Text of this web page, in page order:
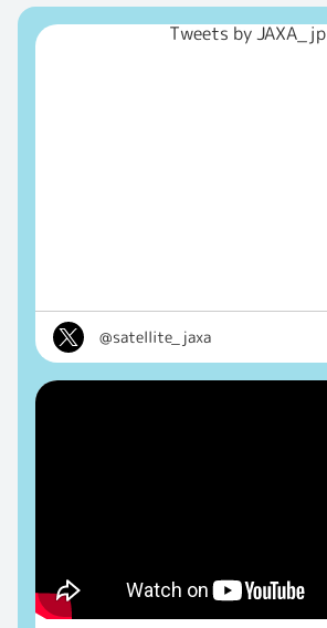
Tweets by JAXA_jp
@satellite_jaxa